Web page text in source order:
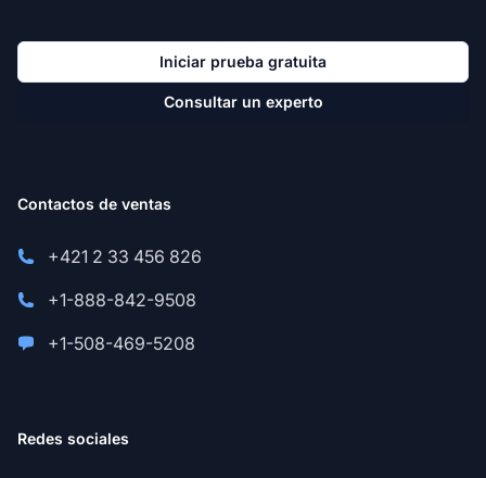
Iniciar prueba gratuita
Consultar un experto
Contactos de ventas
+421 2 33 456 826
+1-888-842-9508
+1-508-469-5208
Redes sociales